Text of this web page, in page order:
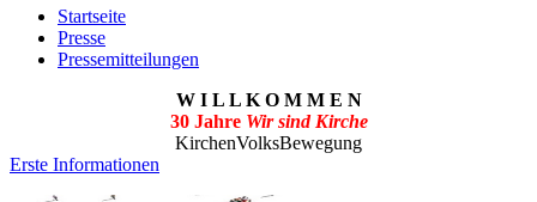
Startseite
Presse
Pressemitteilungen
W I L L K O M M E N
30 Jahre Wir sind Kirche
KirchenVolksBewegung
Erste Informationen